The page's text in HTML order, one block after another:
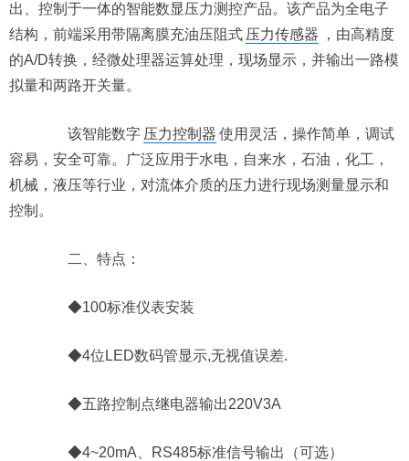
出、控制于一体的智能数显压力测控产品。该产品为全电子
结构，前端采用带隔离膜充油压阻式 压力传感器
，由高精度
的A/D转换，经微处理器运算处理，现场显示，并输出一路模
拟量和两路开关量。
该智能数字 压力控制器 使用灵活，操作简单，调试
容易，安全可靠。广泛应用于水电，自来水，石油，化工，
机械，液压等行业，对流体介质的压力进行现场测量显示和
控制。
二、特点：
◆100标准仪表安装
◆4位LED数码管显示,无视值误差.
◆五路控制点继电器输出220V3A
◆4~20mA、RS485标准信号输出（可选）